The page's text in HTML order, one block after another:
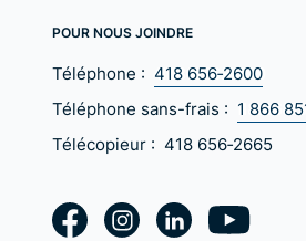
POUR NOUS JOINDRE
Téléphone : 418 656‑2600
Téléphone sans-frais : 1 866
Télécopieur : 418 656‑2665